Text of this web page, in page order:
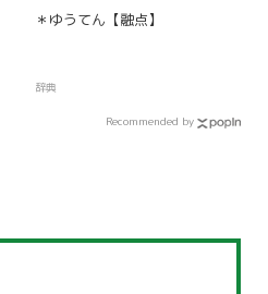
＊ゆうてん【融点】
辞典
Recommended by